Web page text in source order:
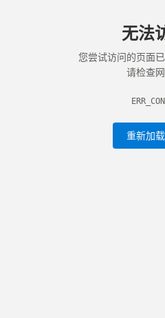
无法
您尝试访问的页面
请检查
重新加载